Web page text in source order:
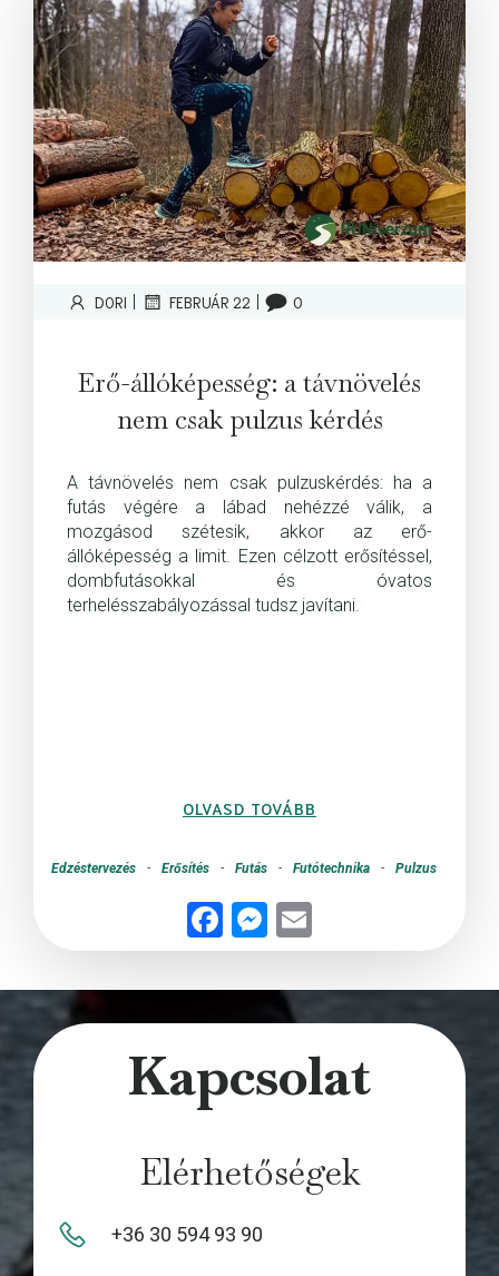
DORI | FEBRUÁR 22 | 0
Erő-állóképesség: a távnövelés
nem csak pulzus kérdés
A távnövelés nem csak pulzuskérdés: ha a
futás végére a lábad nehézzé válik, a
mozgásod szétesik, akkor az erő-
állóképesség a limit. Ezen célzott erősítéssel,
dombfutásokkal és óvatos
terhelésszabályozással tudsz javítani.
OLVASD TOVÁBB
Edzéstervezés - Erősítés - Futás - Futótechnika - Pulzus
Fac
ebo
ok
Me
sse
nge
r
il
Kapcsolat
Elérhetőségek
+36 30 594 93 90